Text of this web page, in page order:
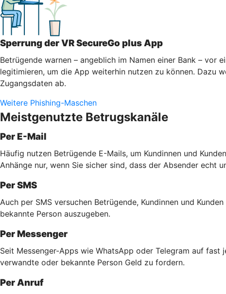
Sperrung der VR SecureGo plus App
Betrügende warnen – angeblich im Namen einer Bank – vor
legitimieren, um die App weiterhin nutzen zu können. Dazu
Zugangsdaten ab.
Weitere Phishing-Maschen
Meistgenutzte Betrugskanäle
Per E-Mail
Häufig nutzen Betrügende E-Mails, um Kundinnen und
Anhänge nur, wenn Sie sicher sind, dass der Absender echt
Per SMS
Auch per SMS versuchen Betrügende, Kundinnen und
bekannte Person auszugeben.
Per Messenger
Seit Messenger-Apps wie WhatsApp oder Telegram auf
verwandte oder bekannte Person Geld zu fordern.
Per Anruf